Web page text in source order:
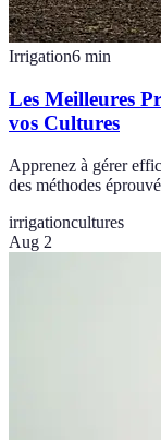
Irrigation6 min
Les Meilleures
vos Cultures
Apprenez à gérer
des méthodes
irrigationcultures
Aug 2